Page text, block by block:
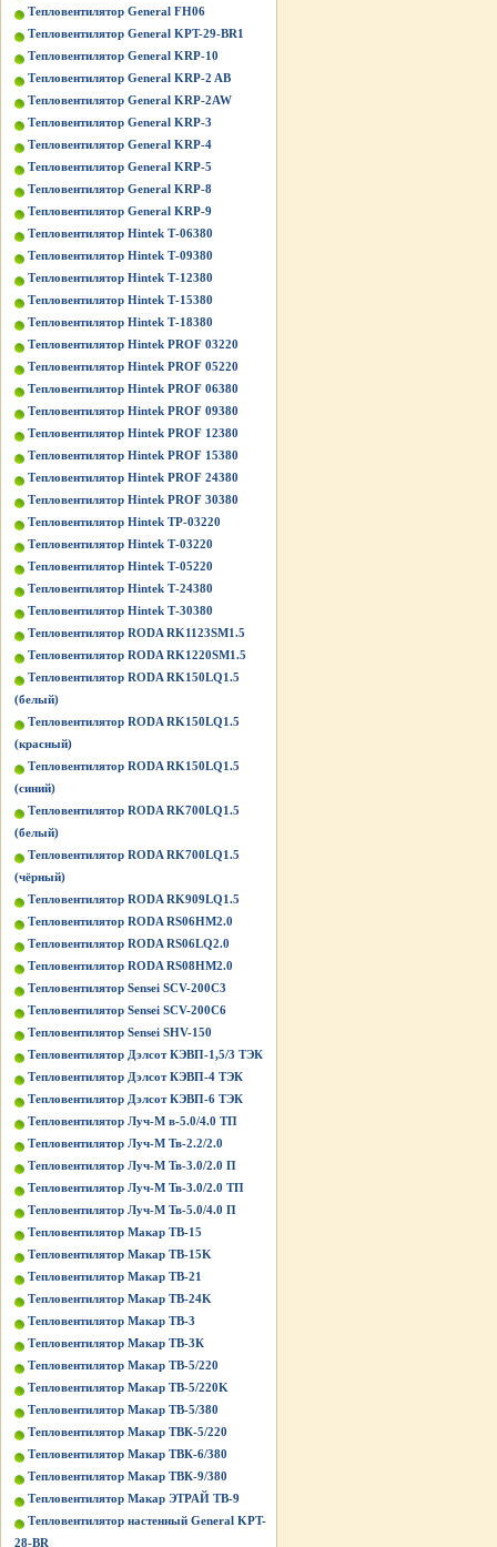
Тепловентилятор General FH06
Тепловентилятор General KPT-29-BR1
Тепловентилятор General KRP-10
Тепловентилятор General KRP-2 AB
Тепловентилятор General KRP-2AW
Тепловентилятор General KRP-3
Тепловентилятор General KRP-4
Тепловентилятор General KRP-5
Тепловентилятор General KRP-8
Тепловентилятор General KRP-9
Тепловентилятор Hintek Т-06380
Тепловентилятор Hintek Т-09380
Тепловентилятор Hintek Т-12380
Тепловентилятор Hintek Т-15380
Тепловентилятор Hintek Т-18380
Тепловентилятор Hintek PROF 03220
Тепловентилятор Hintek PROF 05220
Тепловентилятор Hintek PROF 06380
Тепловентилятор Hintek PROF 09380
Тепловентилятор Hintek PROF 12380
Тепловентилятор Hintek PROF 15380
Тепловентилятор Hintek PROF 24380
Тепловентилятор Hintek PROF 30380
Тепловентилятор Hintek TP-03220
Тепловентилятор Hintek Т-03220
Тепловентилятор Hintek Т-05220
Тепловентилятор Hintek Т-24380
Тепловентилятор Hintek Т-30380
Тепловентилятор RODA RK1123SM1.5
Тепловентилятор RODA RK1220SM1.5
Тепловентилятор RODA RK150LQ1.5
(белый)
Тепловентилятор RODA RK150LQ1.5
(красный)
Тепловентилятор RODA RK150LQ1.5
(синий)
Тепловентилятор RODA RK700LQ1.5
(белый)
Тепловентилятор RODA RK700LQ1.5
(чёрный)
Тепловентилятор RODA RK909LQ1.5
Тепловентилятор RODA RS06HM2.0
Тепловентилятор RODA RS06LQ2.0
Тепловентилятор RODA RS08HM2.0
Тепловентилятор Sensei SCV-200C3
Тепловентилятор Sensei SCV-200C6
Тепловентилятор Sensei SHV-150
Тепловентилятор Дэлсот КЭВП-1,5/3 ТЭК
Тепловентилятор Дэлсот КЭВП-4 ТЭК
Тепловентилятор Дэлсот КЭВП-6 ТЭК
Тепловентилятор Луч-М в-5.0/4.0 ТП
Тепловентилятор Луч-М Тв-2.2/2.0
Тепловентилятор Луч-М Тв-3.0/2.0 П
Тепловентилятор Луч-М Тв-3.0/2.0 ТП
Тепловентилятор Луч-М Тв-5.0/4.0 П
Тепловентилятор Макар ТВ-15
Тепловентилятор Макар ТВ-15K
Тепловентилятор Макар ТВ-21
Тепловентилятор Макар ТВ-24K
Тепловентилятор Макар ТВ-3
Тепловентилятор Макар ТВ-3К
Тепловентилятор Макар ТВ-5/220
Тепловентилятор Макар ТВ-5/220K
Тепловентилятор Макар ТВ-5/380
Тепловентилятор Макар ТВК-5/220
Тепловентилятор Макар ТВК-6/380
Тепловентилятор Макар ТВК-9/380
Тепловентилятор Макар ЭТРАЙ ТВ-9
Тепловентилятор настенный General KPT-
28-BR